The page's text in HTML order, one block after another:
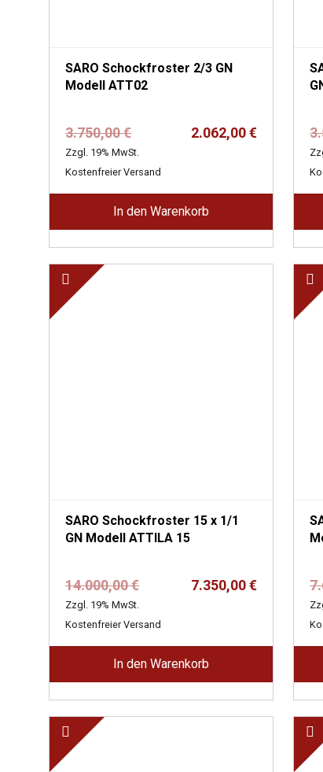
SARO Schockfroster 2/3 GN
Modell ATT02
3.750,00€Ursprünglicher
Preis
war:
3.750,00 €
2.062,00€
Aktueller
Preis
ist:
2.062,00 €.
Zzgl. 19% MwSt.
Kostenfreier Versand
In den Warenkorb
SARO Schockfroster 15 x 1/1
GN Modell ATTILA 15
14.000,00€Ursprünglicher
Preis
war:
14.000,00 €
7.350,00€
Aktueller
Preis
ist:
7.350,00 €.
Zzgl. 19% MwSt.
Kostenfreier Versand
In den Warenkorb